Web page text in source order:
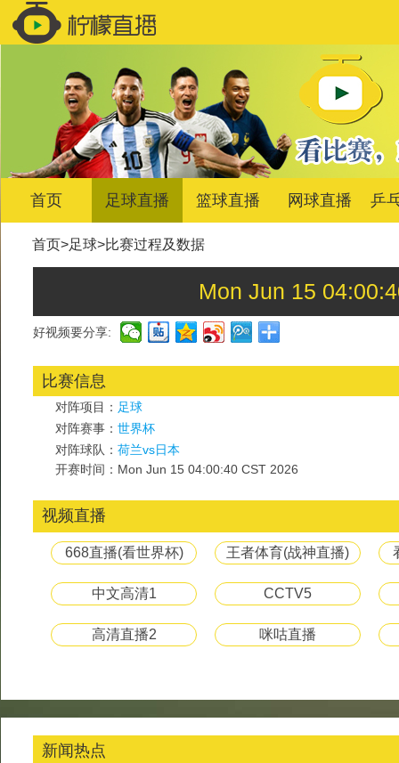
首页 足球直播 篮球直播 网球直播 乒
首页>足球>比赛过程及数据
Mon Jun 15
好视频要分享:
比赛信息
对阵项目： 足球
对阵赛事： 世界杯
对阵球队： 荷兰vs日本
开赛时间：Mon Jun 15 04:00:40 CST 2026
视频直播
668直播(看世界杯) 王者体育(战神直播)
中文高清1 CCTV5
高清直播2 咪咕直播
新闻热点